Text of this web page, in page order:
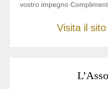
vostro impegno
Visita il